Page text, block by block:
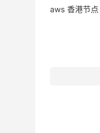
aws 香港节点